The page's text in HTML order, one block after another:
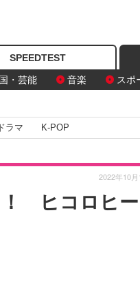
SPEEDTEST
・芸能 音楽 スポ
ラマ K-POP
！ ヒコロヒ
2022年10